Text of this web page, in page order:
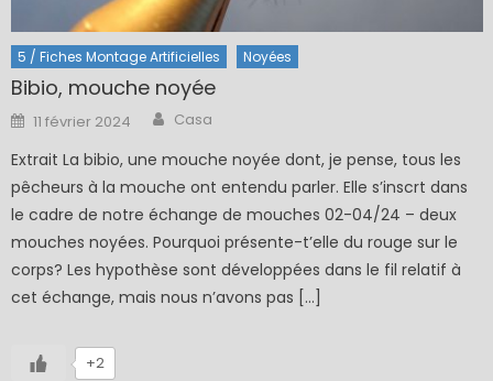
5 / Fiches Montage Artificielles Noyées
Bibio, mouche noyée
Posted
on
11 février 2024 Author
Casa
Extrait La bibio, une mouche noyée dont, je pense, tous les
pêcheurs à la mouche ont entendu parler. Elle s’inscrt dans
le cadre de notre échange de mouches 02-04/24 – deux
mouches noyées. Pourquoi présente-t’elle du rouge sur le
corps? Les hypothèse sont développées dans le fil relatif à
cet échange, mais nous n’avons pas […]
+2